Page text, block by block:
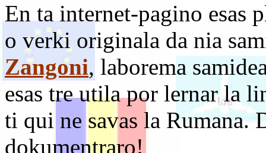
En ta internet-pagino esas
o verki originala da nia
Zangoni, laborema
esas tre utila por lernar la
ti qui ne savas la Rumana.
dokumentraro!